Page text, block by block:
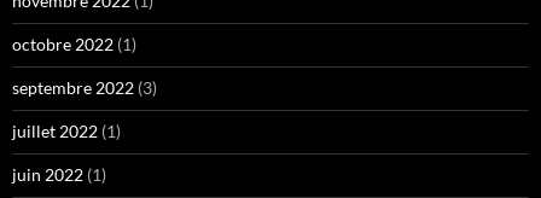
octobre 2022 (1)
septembre 2022 (3)
juillet 2022 (1)
juin 2022 (1)